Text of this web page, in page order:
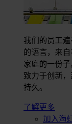
我们的员工
的语言，来
家庭的一份
致力于创新
持久。
了解更多
加入海